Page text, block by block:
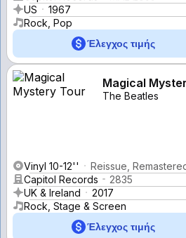
US
1967
Rock, Pop
Έλεγχος τιμής
Magical
The Beatles
Vinyl 10-12''
Reissue,
Capitol Records
2835
UK & Ireland
2017
Rock, Stage & Screen
Έλεγχος τιμής